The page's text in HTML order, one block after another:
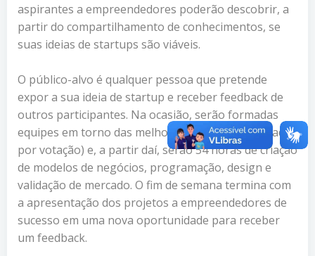
aspirantes a empreendedores poderão descobrir, a
partir do compartilhamento de conhecimentos, se
suas ideias de startups são viáveis.
O público-alvo é qualquer pessoa que pretende
expor a sua ideia de startup e receber feedback de
outros participantes. Na ocasião, serão formadas
equipes em torno das melhores ideias (determinadas
por votação) e, a partir daí, serão 54 horas de criação
de modelos de negócios, programação, design e
validação de mercado. O fim de semana termina com
a apresentação dos projetos a empreendedores de
sucesso em uma nova oportunidade para receber
um feedback.